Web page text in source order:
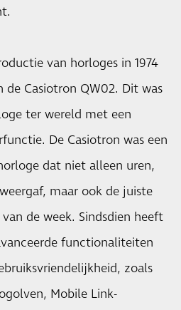
van horloges in 1974
Casiotron QW02. Dit was
ter wereld met een
De Casiotron was een
dat niet alleen uren,
maar ook de juiste
de week. Sindsdien heeft
functionaliteiten
zoals
Mobile Link-